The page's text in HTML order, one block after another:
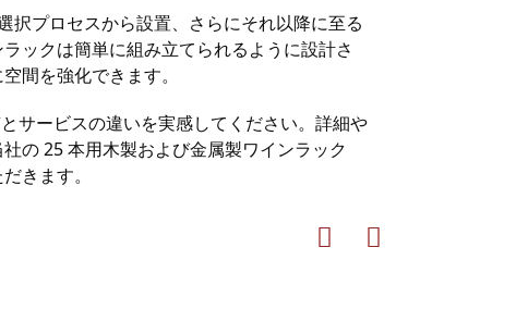
プロセスから設置、さらにそれ以降に至る
ックは簡単に組み立てられるように設計さ
間を強化できます。
サービスの違いを実感してください。詳細や
の 25 本用木製および金属製ワインラック
きます。